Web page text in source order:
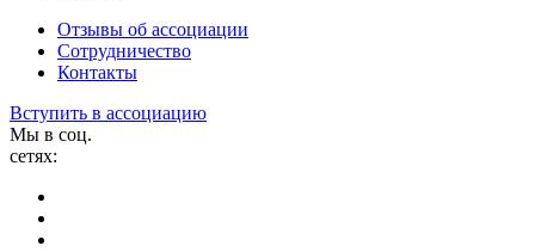
Отзывы об ассоциации
Сотрудничество
Контакты
Вступить в ассоциацию
Мы в соц.
сетях: